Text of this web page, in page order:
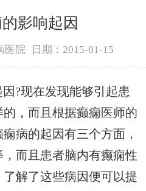
影响起因
医院 日期：2015-01-15
?现在发现能够引起患
，而且根据癫痫医师的
病的起因有三个方面，
而且患者脑内有癫痫性
解了这些病因便可以提